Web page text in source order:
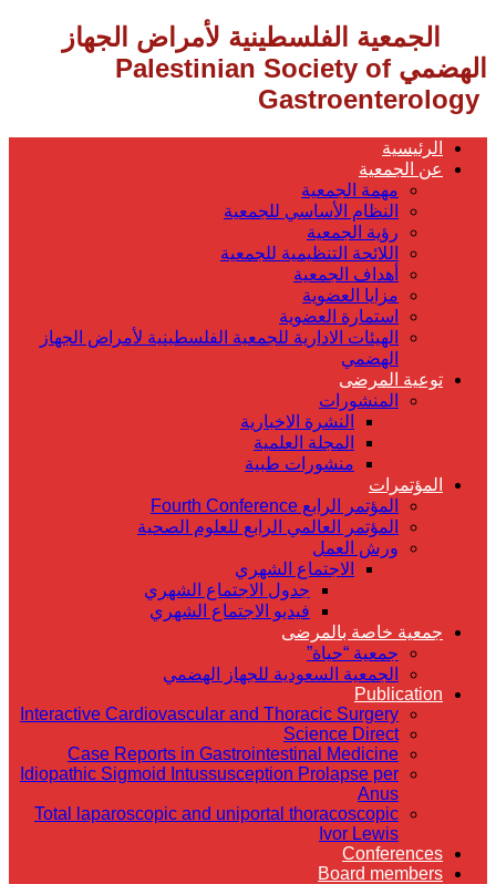
‎ الجمعية الفلسطينية لأمراض الجهاز
الهضمي Palestinian Society of
Gastroenterology ‎
الرئيسية
عن الجمعية
مهمة الجمعية
النظام الأساسي للجمعية
رؤية الجمعية
اللائحة التنظيمية للجمعية
أهداف الجمعية
مزايا العضوية
استمارة العضوية
الهيئات الادارية للجمعية الفلسطينية لأمراض الجهاز
الهضمي
توعية المرضى
المنشورات
النشرة الاخبارية
المجلة العلمية
منشورات طبية
المؤتمرات
المؤتمر الرابع Fourth Conference
المؤتمر العالمي الرابع للعلوم الصحية
ورش العمل
الاجتماع الشهري
جدول الاجتماع الشهري
فيديو الاجتماع الشهري
جمعية خاصة بالمرضى
جمعية “حياة”
الجمعية السعودية للجهاز الهضمي
Publication
Interactive Cardiovascular and Thoracic Surgery
Science Direct
Case Reports in Gastrointestinal Medicine
Idiopathic Sigmoid Intussusception Prolapse per
Anus
Total laparoscopic and uniportal thoracoscopic
Ivor Lewis
Conferences
Board members